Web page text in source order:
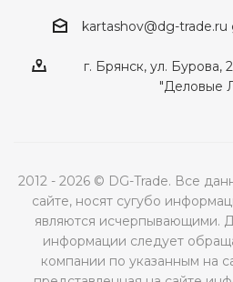
kartashov@dg-trade.ru
г. Брянск, ул. Бурова,
"Деловые
2012 - 2026 © DG-Trade. Все
сайте, носят сугубо
являются исчерпывающими.
информации следует
компании по указанным на